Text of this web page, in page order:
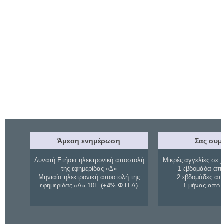
Άμεση ενημέρωση
Δυνατή Ετήσια ηλεκτρονική αποστολή
της εφημερίδας «Δ»
Μηνιαία ηλεκτρονική αποστολή της
εφημερίδας «Δ» 10Ε (+4% Φ.Π.Α)
Σας
Μικρές αγγελίες σε
1 εβδομάδα
2 εβδομάδες
1 μήνας